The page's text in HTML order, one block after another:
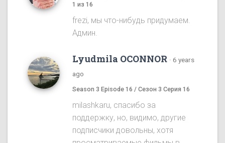
1 из 16
frezi, мы что-нибудь придумаем.
Админ.
Lyudmila OCONNOR · 6 years
ago
Season 3 Episode 16 / Сезон 3 Серия 16
milashkaru, спасибо за
поддержку, но, видимо, другие
подписчики довольны, хотя